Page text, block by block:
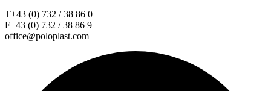
T+43 (0) 732 / 38 86 0
F+43 (0) 732 / 38 86 9
office@poloplast.com